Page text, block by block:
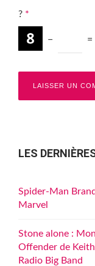
? *
− =
LES
Spider-Man
Marvel
Stone alone :
Offender de
Radio Big Band